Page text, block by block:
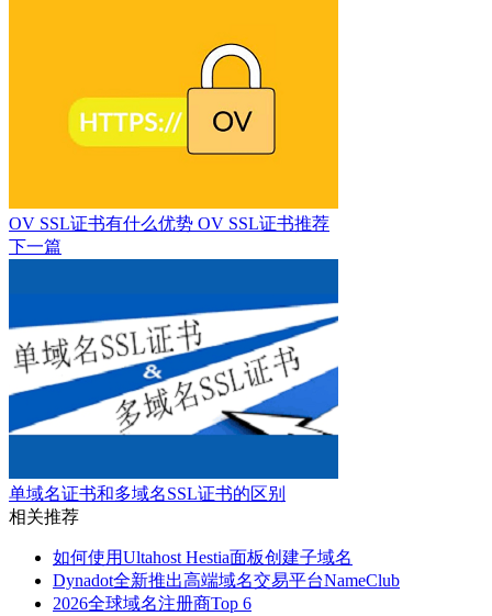
OV SSL证书有什么优势 OV SSL证书推荐
下一篇
单域名证书和多域名SSL证书的区别
相关推荐
如何使用Ultahost Hestia面板创建子域名
Dynadot全新推出高端域名交易平台NameClub
2026全球域名注册商Top 6